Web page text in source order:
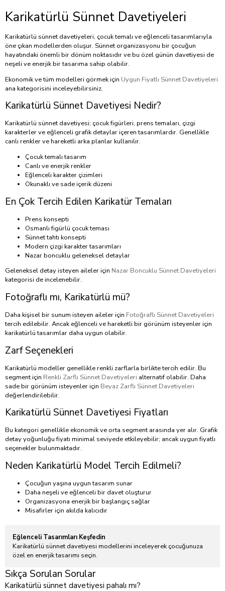
Karikatürlü Sünnet Davetiyeleri
Karikatürlü sünnet davetiyeleri, çocuk temalı ve eğlenceli tasarımlarıyla
öne çıkan modellerden oluşur. Sünnet organizasyonu bir çocuğun
hayatındaki önemli bir dönüm noktasıdır ve bu özel günün davetiyesi de
neşeli ve enerjik bir tasarıma sahip olabilir.
Ekonomik ve tüm modelleri görmek için Uygun Fiyatlı Sünnet Davetiyeleri
ana kategorisini inceleyebilirsiniz.
Karikatürlü Sünnet Davetiyesi Nedir?
Karikatürlü sünnet davetiyesi; çocuk figürleri, prens temaları, çizgi
karakterler ve eğlenceli grafik detaylar içeren tasarımlardır. Genellikle
canlı renkler ve hareketli arka planlar kullanılır.
Çocuk temalı tasarım
Canlı ve enerjik renkler
Eğlenceli karakter çizimleri
Okunaklı ve sade içerik düzeni
En Çok Tercih Edilen Karikatür Temaları
Prens konsepti
Osmanlı figürlü çocuk teması
Sünnet tahtı konsepti
Modern çizgi karakter tasarımları
Nazar boncuklu geleneksel detaylar
Geleneksel detay isteyen aileler için Nazar Boncuklu Sünnet Davetiyeleri
kategorisi de incelenebilir.
Fotoğraflı mı, Karikatürlü mü?
Daha kişisel bir sunum isteyen aileler için Fotoğraflı Sünnet Davetiyeleri
tercih edilebilir. Ancak eğlenceli ve hareketli bir görünüm isteyenler için
karikatürlü tasarımlar daha uygun olabilir.
Zarf Seçenekleri
Karikatürlü modeller genellikle renkli zarflarla birlikte tercih edilir. Bu
segment için Renkli Zarflı Sünnet Davetiyeleri alternatif olabilir. Daha
sade bir görünüm isteyenler için Beyaz Zarflı Sünnet Davetiyeleri
değerlendirilebilir.
Karikatürlü Sünnet Davetiyesi Fiyatları
Bu kategori genellikle ekonomik ve orta segment arasında yer alır. Grafik
detay yoğunluğu fiyatı minimal seviyede etkileyebilir; ancak uygun fiyatlı
seçenekler bulunmaktadır.
Neden Karikatürlü Model Tercih Edilmeli?
Çocuğun yaşına uygun tasarım sunar
Daha neşeli ve eğlenceli bir davet oluşturur
Organizasyona enerjik bir başlangıç sağlar
Misafirler için akılda kalıcıdır
Eğlenceli Tasarımları Keşfedin
Karikatürlü sünnet davetiyesi modellerini inceleyerek çocuğunuza
özel en enerjik tasarımı seçin.
Sıkça Sorulan Sorular
Karikatürlü sünnet davetiyesi pahalı mı?